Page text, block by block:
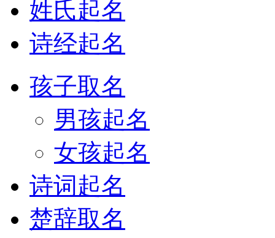
姓氏起名
诗经起名
孩子取名
男孩起名
女孩起名
诗词起名
楚辞取名